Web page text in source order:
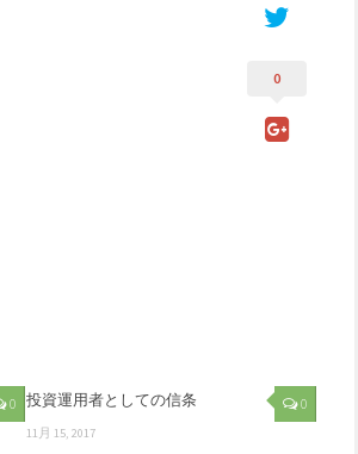
0
0 0
投資運用者としての信条
11月 15, 2017